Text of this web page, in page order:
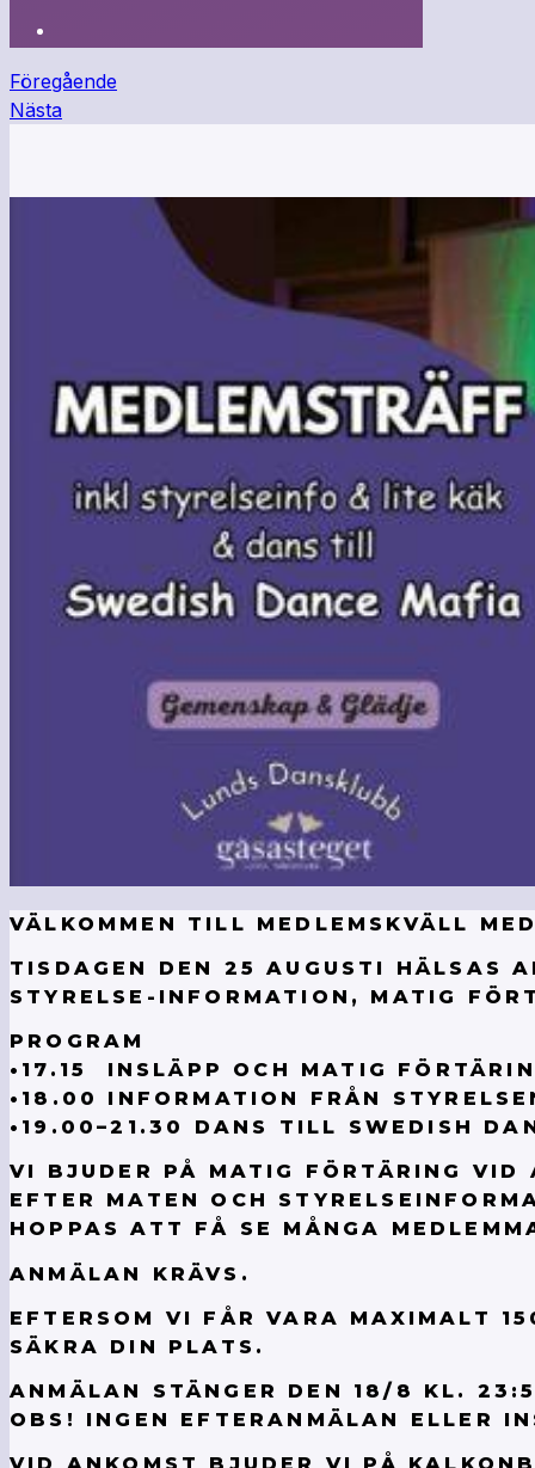
Föregående
Nästa
VÄLKOMMEN TILL MEDLEMSKVÄLL
TISDAGEN DEN 25 AUGUSTI HÄLSAS
STYRELSE-INFORMATION, MATIG
PROGRAM
•17.15 INSLÄPP OCH MATIG
•18.00 INFORMATION FRÅN
•19.00–21.30 DANS TILL SWEDISH
VI BJUDER PÅ MATIG FÖRTÄRING VID
EFTER MATEN OCH
HOPPAS ATT FÅ SE MÅNGA
ANMÄLAN KRÄVS.
EFTERSOM VI FÅR VARA MAXIMALT
SÄKRA DIN PLATS.
ANMÄLAN STÄNGER DEN 18/8 KL.
OBS! INGEN EFTERANMÄLAN ELLER